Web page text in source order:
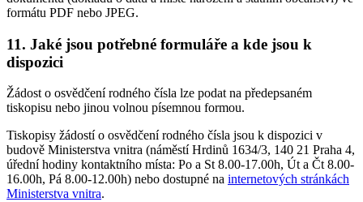
formátu PDF nebo JPEG.
11. Jaké jsou potřebné formuláře a kde jsou k
dispozici
Žádost o osvědčení rodného čísla lze podat na předepsaném
tiskopisu nebo jinou volnou písemnou formou.
Tiskopisy žádostí o osvědčení rodného čísla jsou k dispozici v
budově Ministerstva vnitra (náměstí Hrdinů 1634/3, 140 21 Praha 4,
úřední hodiny kontaktního místa: Po a St 8.00-17.00h, Út a Čt 8.00-
16.00h, Pá 8.00-12.00h) nebo dostupné na internetových stránkách
Ministerstva vnitra.